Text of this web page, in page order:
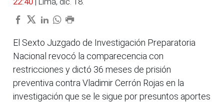
El Sexto Juzgado de Investigación Preparatoria
Nacional revocó la comparecencia con
restricciones y dictó 36 meses de prisión
preventiva contra Vladimir Cerrón Rojas en la
investigación que se le sigue por presuntos aportes